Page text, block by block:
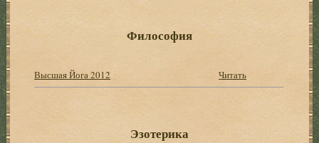
Философия
Высшая Йога 2012 Читать
Эзотерика